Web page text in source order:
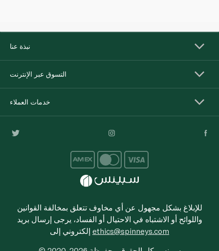
نبذة عنا
التسوق عبر الإنترنت
خدمات العملاء
للإبلاغ بشكل مجهول عن أي مخاوف تتعلق بمخالفة القوانين
واللوائح أو الاشتباه في الاحتيال أو الفساد، يرجى إرسال بريد
ethics@spinneys.com